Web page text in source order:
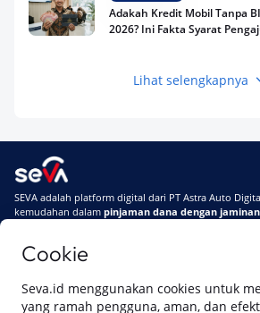
Cookie
Seva.id menggunakan cookies untuk
yang ramah pengguna, aman, dan
Adakah Kredit Mobil Tanpa
2026? Ini Fakta Syarat
Keuangan
Terpercaya
Telat Bayar Pinjol 2 Hari,
Masuk BI Checking? Simak
Lihat selengkapnya
SEVA adalah platform digital dari PT Astra Auto
kemudahan dalam pinjaman dana dengan jaminan
Di SEVA, BPKB mobilmu #BisaJadiDuit
Tentang SEVASyarat & Ketentuan
Pemberitahuan Privasi